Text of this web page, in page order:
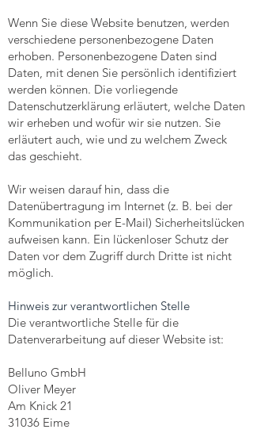
Wenn Sie diese Website benutzen, werden
verschiedene personenbezogene Daten
erhoben. Personenbezogene Daten sind
Daten, mit denen Sie persönlich identifiziert
werden können. Die vorliegende
Datenschutzerklärung erläutert, welche Daten
wir erheben und wofür wir sie nutzen. Sie
erläutert auch, wie und zu welchem Zweck
das geschieht.
Wir weisen darauf hin, dass die
Datenübertragung im Internet (z. B. bei der
Kommunikation per E-Mail) Sicherheitslücken
aufweisen kann. Ein lückenloser Schutz der
Daten vor dem Zugriff durch Dritte ist nicht
möglich.
Hinweis zur verantwortlichen Stelle
Die verantwortliche Stelle für die
Datenverarbeitung auf dieser Website ist:
Belluno GmbH
Oliver Meyer
Am Knick 21
31036 Eime